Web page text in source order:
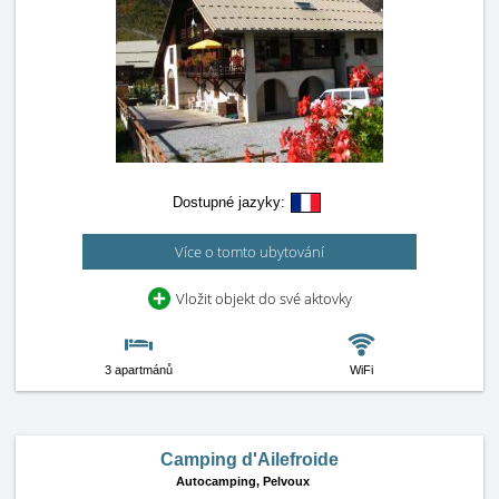
Dostupné jazyky:
Více o tomto ubytování
Vložit objekt do své aktovky
3 apartmánů WiFi
Camping d'Ailefroide
Autocamping, Pelvoux